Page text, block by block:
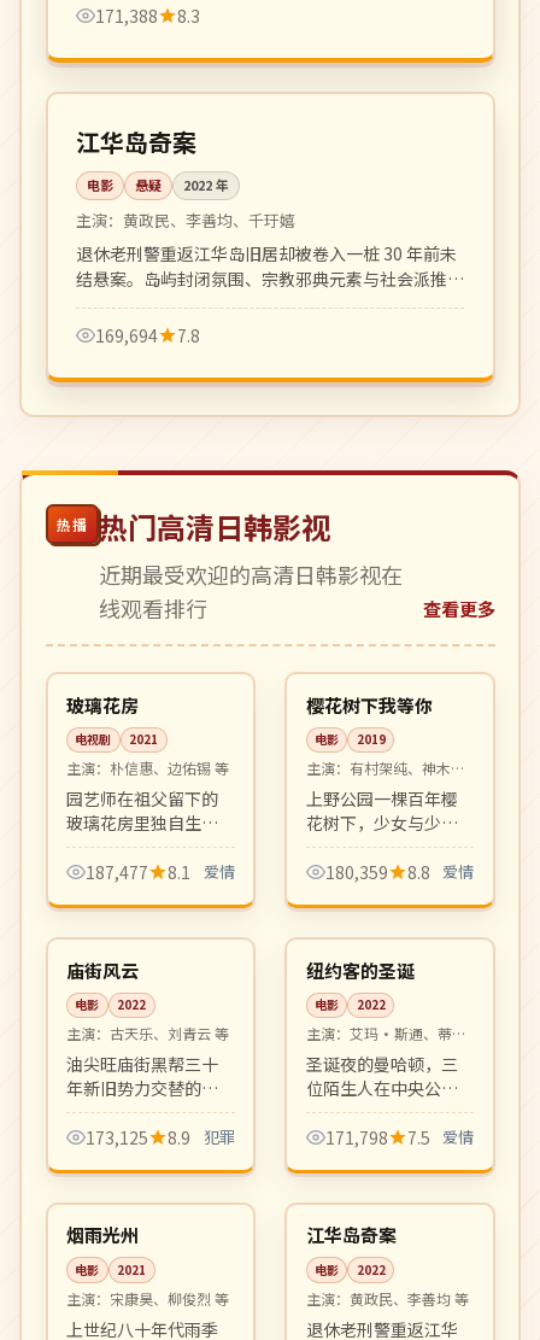
171,388
8.3
韩国
4K 129 分钟
江华岛奇案
电影 悬疑 2022年
主演： 黄政民、李善均、千玗嬉
退休老刑警重返江华岛旧居却被卷入一桩 30 年前未
结悬案。岛屿封闭氛围、宗教邪典元素与社会派推理
结合，韩国推理片新高度。
169,694
7.8
热播 热门高清日韩影视
近期最受欢迎的高清日韩影视在
线观看排行
查看更多
韩国
完结 16:50
玻璃花房
电视剧 2021
主演： 朴信惠、边佑锡 等
园艺师在祖父留下的
玻璃花房里独自生活
了十年，直到一位逃
避都市的青年画家闯
愈、细腻温柔的成人
向爱情剧。
187,477 8.1 爱情
日本
高分 99:09
樱花树下我等你
电影 2019
主演： 有村架纯、神木隆
之介 等
上野公园一棵百年樱
花树下，少女与少年
从童年到三十岁的二
十年漫长等待。清新
治愈系青春爱情代表
作。
180,359 8.8 爱情
中国
4K 99:21
庙街风云
电影 2022
主演： 古天乐、刘青云 等
油尖旺庙街黑帮三十
年新旧势力交替的腥
风血雨。港式硬派警
匪犯罪片，对白与镜
招牌之作。
173,125 8.9 犯罪
美国
高分 99:29
纽约客的圣诞
电影 2022
主演： 艾玛·斯通、蒂莫
西·查拉梅 等
圣诞夜的曼哈顿，三
位陌生人在中央公园
的同一张长椅上度过
最难忘的一晚。温情
影。
171,798 7.5 爱情
韩国
高分 99:06
烟雨光州
电影 2021
主演： 宋康昊、柳俊烈 等
上世纪八十年代雨季
韩国
4K 99:05
江华岛奇案
电影 2022
主演： 黄政民、李善均 等
退休老刑警重返江华